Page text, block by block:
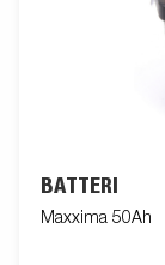
BATTERI
Maxxima 50Ah